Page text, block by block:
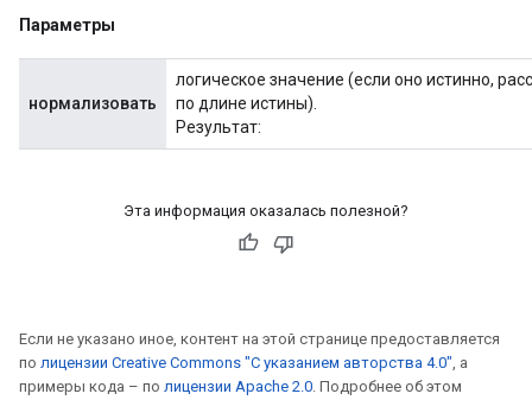
Параметры
нормализовать
логическое значение (если оно истинно,
по длине истины).
Результат:
Эта информация оказалась полезной?
Если не указано иное, контент на этой странице предоставляется
по лицензии Creative Commons "С указанием авторства 4.0", а
примеры кода – по лицензии Apache 2.0. Подробнее об этом